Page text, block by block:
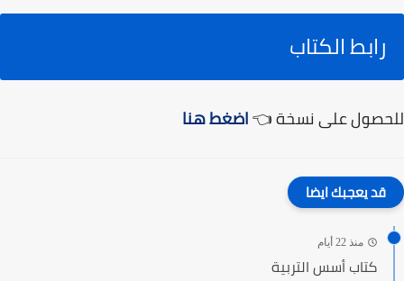
رابط الكتاب
للحصول على نسخة 👈اضغط هنا
قد يعجبك ايضا
منذ 22 أيام
كتاب أسس التربية